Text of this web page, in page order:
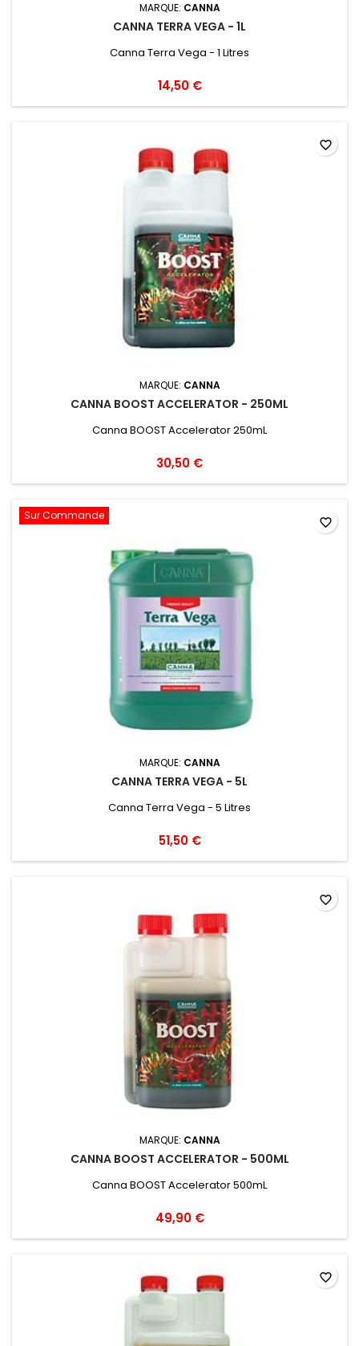
MARQUE: CANNA
CANNA TERRA VEGA - 1L
Canna Terra Vega - 1 Litres
14,50 €
MARQUE: CANNA
CANNA BOOST ACCELERATOR - 250ML
Canna BOOST Accelerator 250mL
30,50 €
favorite_border
Sur Commande
MARQUE: CANNA
CANNA TERRA VEGA - 5L
Canna Terra Vega - 5 Litres
51,50 €
favorite_border
MARQUE: CANNA
CANNA BOOST ACCELERATOR - 500ML
Canna BOOST Accelerator 500mL
49,90 €
favorite_border
favorite_border